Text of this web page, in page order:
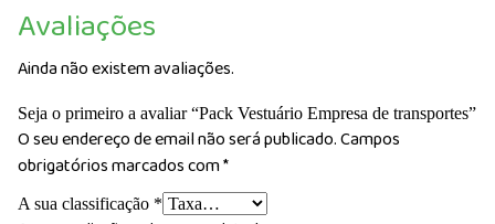
Avaliações
Ainda não existem avaliações.
Seja o primeiro a avaliar “Pack Vestuário Empresa de transportes”
O seu endereço de email não será publicado.Campos
obrigatórios marcados com*
A sua classificação *